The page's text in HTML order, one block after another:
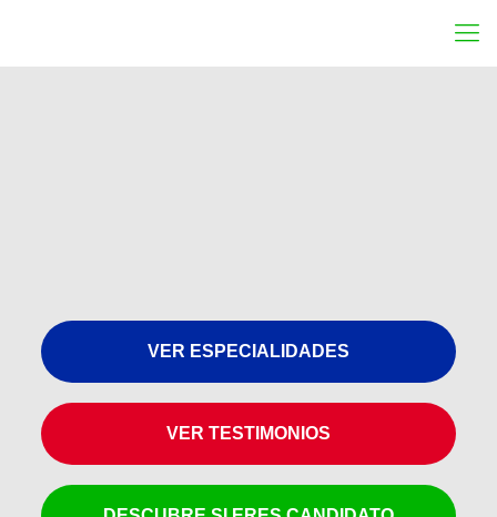
VER ESPECIALIDADES
VER TESTIMONIOS